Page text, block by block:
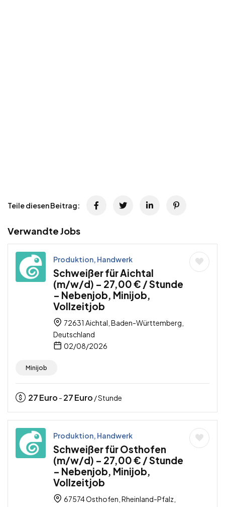
Teile diesen Beitrag:
Verwandte Jobs
Produktion, Handwerk
Schweißer für Aichtal
(m/w/d) – 27,00 € / Stunde
– Nebenjob, Minijob,
Vollzeitjob
72631 Aichtal, Baden-Württemberg,
Deutschland
02/08/2026
Minijob
27Euro - 27Euro / Stunde
Produktion, Handwerk
Schweißer für Osthofen
(m/w/d) – 27,00 € / Stunde
– Nebenjob, Minijob,
Vollzeitjob
67574 Osthofen, Rheinland-Pfalz,